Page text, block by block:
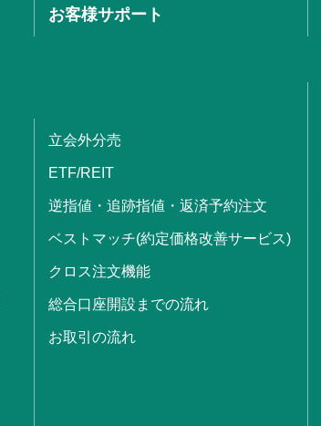
お客様サポート
立会外分売
ETF/REIT
逆指値・追跡指値・返済予約注文
ベストマッチ(約定価格改善サービス)
クロス注文機能
総合口座開設までの流れ
お取引の流れ